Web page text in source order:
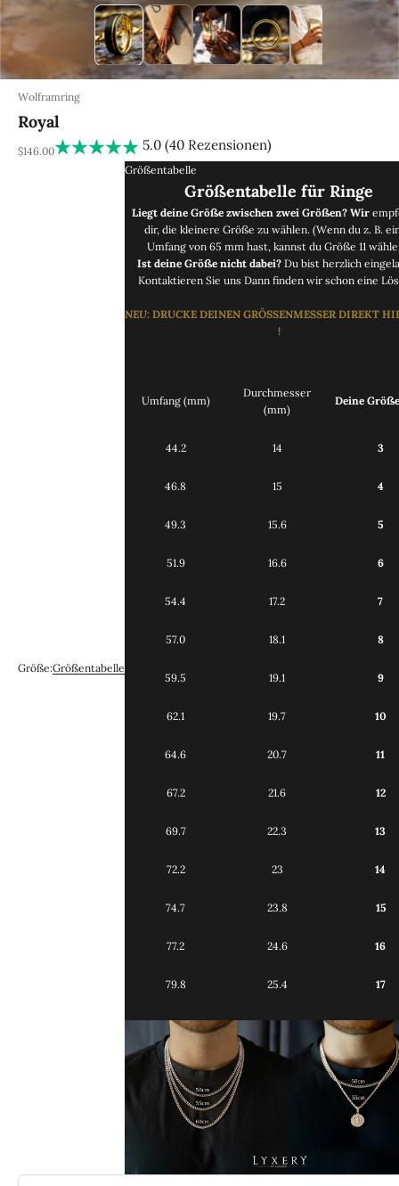
Wolframring
Royal
REA-pris
$146.00 5.0 (40 Rezensionen)
Größe:Größentabelle
Größentabelle
Größentabelle für Ringe
Liegt deine Größe zwischen zwei Größen? Wir
dir, die kleinere Größe zu wählen. (Wenn du z. B.
Umfang von 65 mm hast, kannst du Größe 11
Ist deine Größe nicht dabei?Du bist herzlich
Kontaktieren Sie uns Dann finden wir schon eine
NEU: DRUCKE DEINEN GRÖSSENMESSER DIREKT
!
Umfang (mm)
Durchmesser
(mm)
Deine Größe
44.2 14 3
46.8 15 4
49.3 15.6 5
51.9 16.6 6
54.4 17.2 7
57.0 18.1 8
59.5 19.1 9
62.1 19.7 10
64.6 20.7 11
67.2 21.6 12
69.7 22.3 13
72.2 23 14
74.7 23.8 15
77.2 24.6 16
79.8 25.4 17